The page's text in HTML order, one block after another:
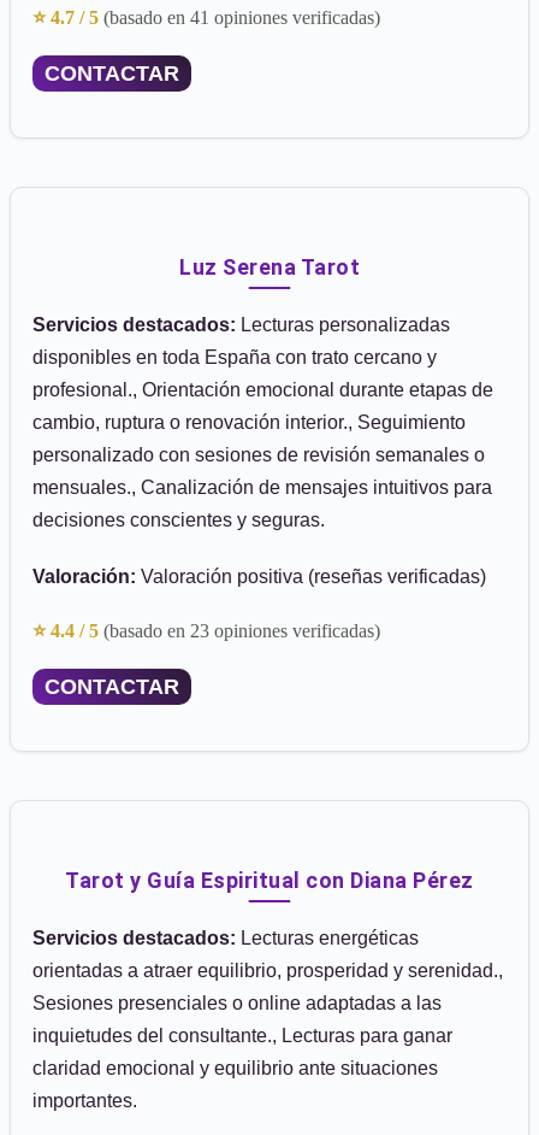
⭐ 4.7 / 5 (basado en 41 opiniones verificadas)
CONTACTAR
Luz Serena Tarot
Servicios destacados: Lecturas personalizadas
disponibles en toda España con trato cercano y
profesional., Orientación emocional durante etapas de
cambio, ruptura o renovación interior., Seguimiento
personalizado con sesiones de revisión semanales o
mensuales., Canalización de mensajes intuitivos para
decisiones conscientes y seguras.
Valoración: Valoración positiva (reseñas verificadas)
⭐ 4.4 / 5 (basado en 23 opiniones verificadas)
CONTACTAR
Tarot y Guía Espiritual con Diana Pérez
Servicios destacados: Lecturas energéticas
orientadas a atraer equilibrio, prosperidad y serenidad.,
Sesiones presenciales o online adaptadas a las
inquietudes del consultante., Lecturas para ganar
claridad emocional y equilibrio ante situaciones
importantes.